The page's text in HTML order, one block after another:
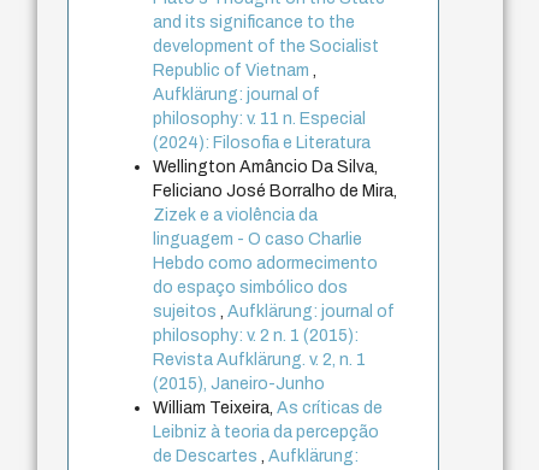
and its significance to the
development of the Socialist
Republic of Vietnam,
Aufklärung: journal of
philosophy: v. 11 n. Especial
(2024): Filosofia e Literatura
Wellington Amâncio Da Silva,
Feliciano José Borralho de Mira,
Zizek e a violência da
linguagem - O caso Charlie
Hebdo como adormecimento
do espaço simbólico dos
sujeitos,Aufklärung: journal of
philosophy: v. 2 n. 1 (2015):
Revista Aufklärung. v. 2, n. 1
(2015), Janeiro-Junho
William Teixeira,As críticas de
Leibniz à teoria da percepção
de Descartes,Aufklärung: